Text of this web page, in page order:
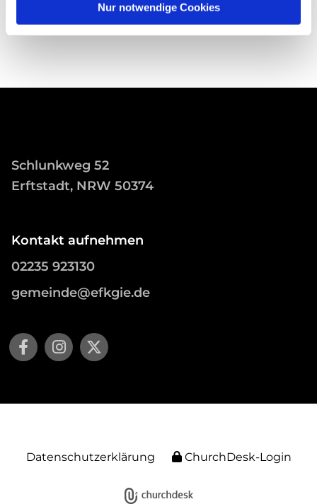
Nur notwendige Cookies
Schlunkweg 52
Erftstadt, NRW 50374
Kontakt aufnehmen
02235 923130
gemeinde@efkgie.de
Datenschutzerklärung ChurchDesk-Login